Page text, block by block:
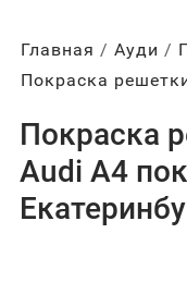
Главная Ауди
Покраска
Покраска
Audi A4